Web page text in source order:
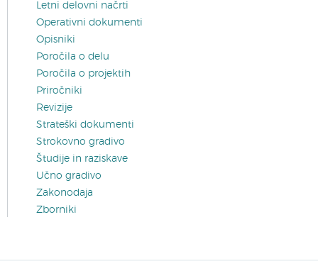
Letni delovni načrti
Operativni dokumenti
Opisniki
Poročila o delu
Poročila o projektih
Priročniki
Revizije
Strateški dokumenti
Strokovno gradivo
Študije in raziskave
Učno gradivo
Zakonodaja
Zborniki